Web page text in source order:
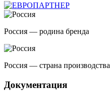
Россия — родина бренда
Россия — страна производства
Документация